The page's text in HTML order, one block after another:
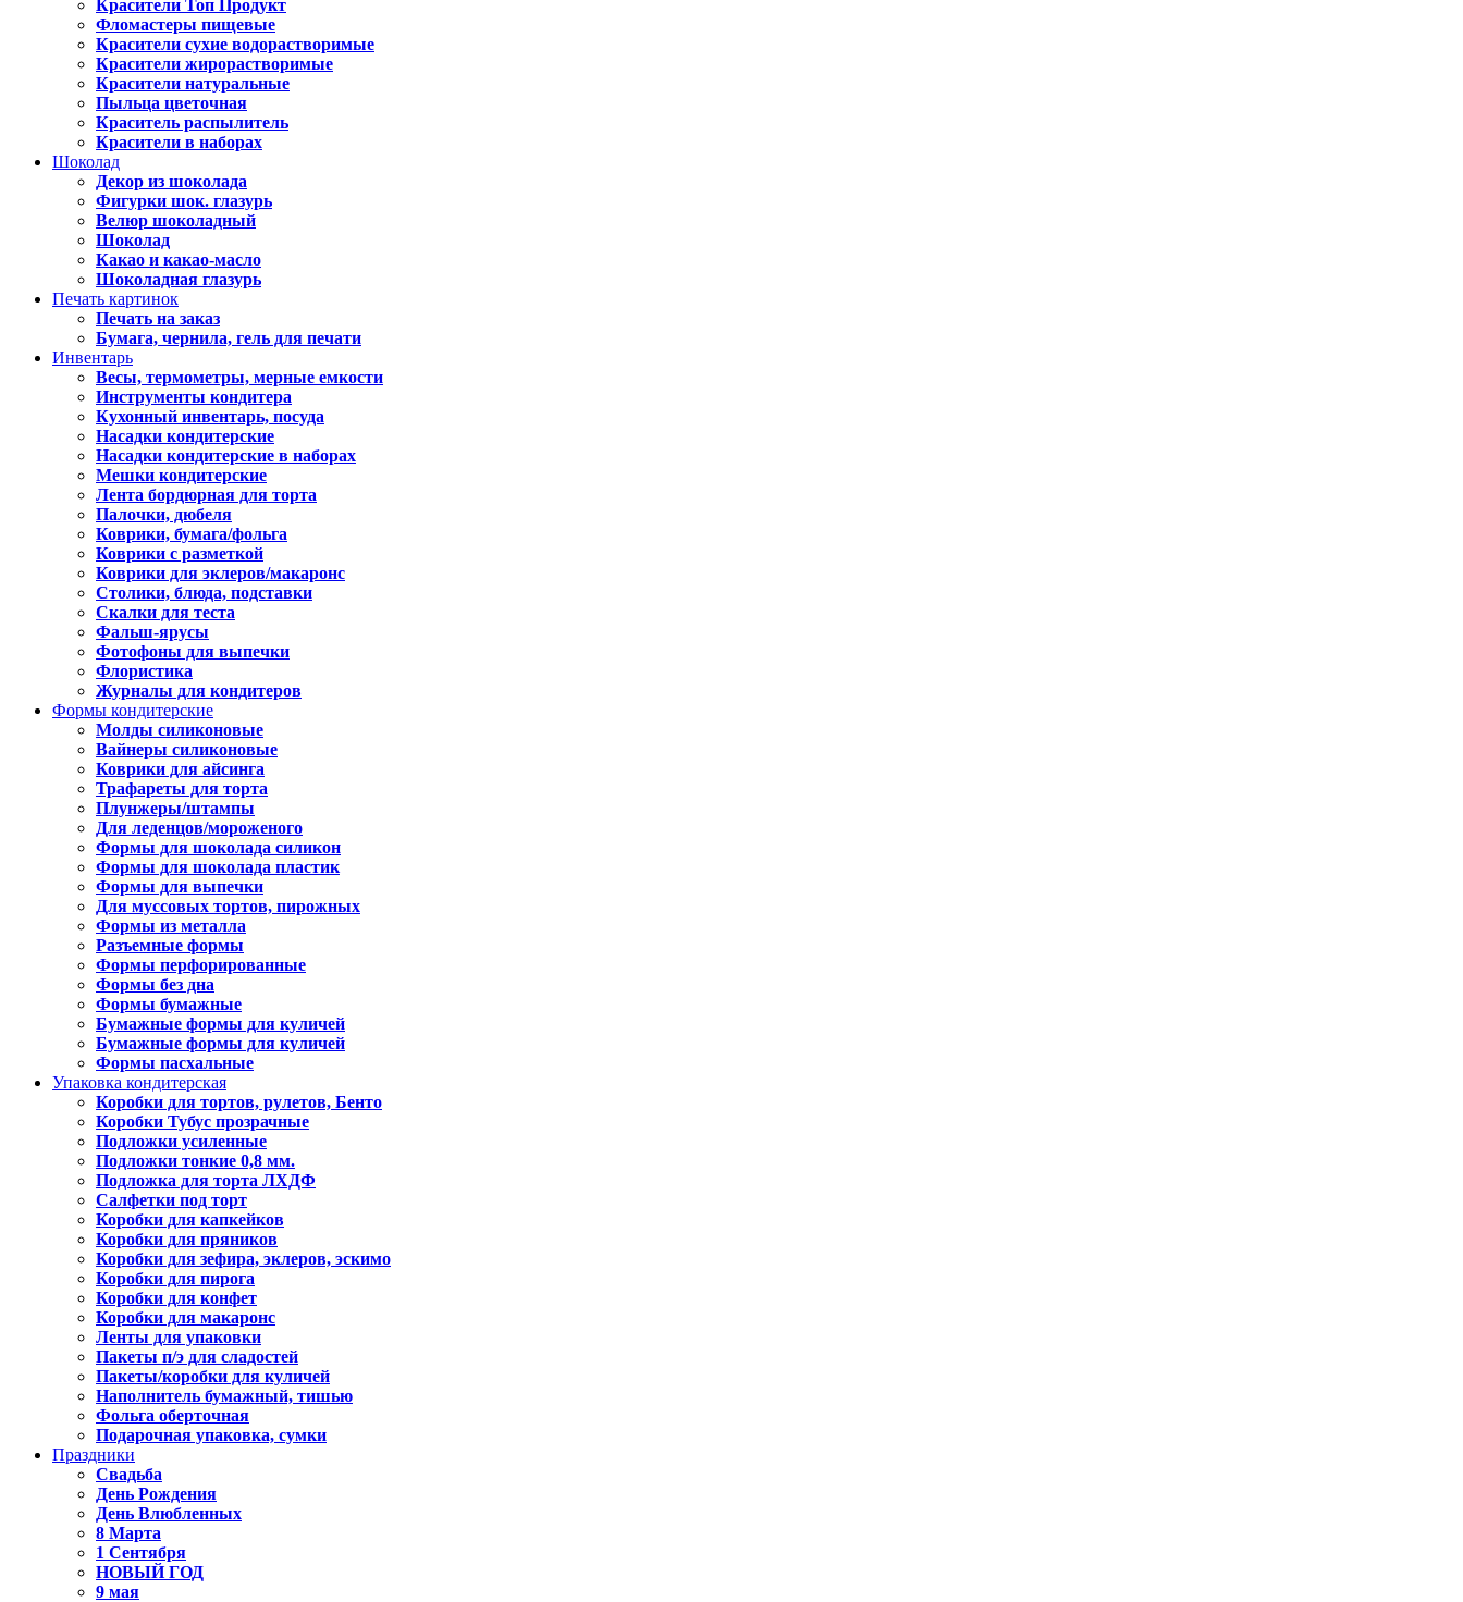
Красители Топ Продукт
Фломастеры пищевые
Красители сухие водорастворимые
Красители жирорастворимые
Красители натуральные
Пыльца цветочная
Краситель распылитель
Красители в наборах
Шоколад
Декор из шоколада
Фигурки шок. глазурь
Велюр шоколадный
Шоколад
Какао и какао-масло
Шоколадная глазурь
Печать картинок
Печать на заказ
Бумага, чернила, гель для печати
Инвентарь
Весы, термометры, мерные емкости
Инструменты кондитера
Кухонный инвентарь, посуда
Насадки кондитерские
Насадки кондитерские в наборах
Мешки кондитерские
Лента бордюрная для торта
Палочки, дюбеля
Коврики, бумага/фольга
Коврики с разметкой
Коврики для эклеров/макаронс
Столики, блюда, подставки
Скалки для теста
Фальш-ярусы
Фотофоны для выпечки
Флористика
Журналы для кондитеров
Формы кондитерские
Молды силиконовые
Вайнеры силиконовые
Коврики для айсинга
Трафареты для торта
Плунжеры/штампы
Для леденцов/мороженого
Формы для шоколада силикон
Формы для шоколада пластик
Формы для выпечки
Для муссовых тортов, пирожных
Формы из металла
Разъемные формы
Формы перфорированные
Формы без дна
Формы бумажные
Бумажные формы для куличей
Бумажные формы для куличей
Формы пасхальные
Упаковка кондитерская
Коробки для тортов, рулетов, Бенто
Коробки Тубус прозрачные
Подложки усиленные
Подложки тонкие 0,8 мм.
Подложка для торта ЛХДФ
Салфетки под торт
Коробки для капкейков
Коробки для пряников
Коробки для зефира, эклеров, эскимо
Коробки для пирога
Коробки для конфет
Коробки для макаронс
Ленты для упаковки
Пакеты п/э для сладостей
Пакеты/коробки для куличей
Наполнитель бумажный, тишью
Фольга оберточная
Подарочная упаковка, сумки
Праздники
Свадьба
День Рождения
День Влюбленных
8 Марта
1 Сентября
НОВЫЙ ГОД
9 мая